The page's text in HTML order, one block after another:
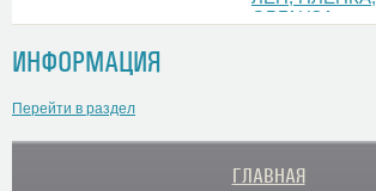
ОРГАНЗА
ИНФОРМАЦИЯ
Перейти в раздел
ГЛАВНАЯ